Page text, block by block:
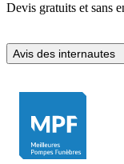
Devis gratuits et sans
Avis des internautes